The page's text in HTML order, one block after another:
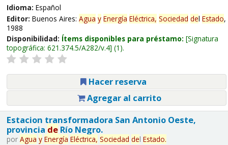
Idioma: Español
Editor: Buenos Aires: Agua y Energía Eléctrica, Sociedad del Estado,
1988
Disponibilidad: Ítems disponibles para préstamo: Signatura
topográfica: 621.374.5/A282/v.4 (1).
Hacer reserva
Agregar al carrito
Estacion transformadora San Antonio Oeste,
provincia deRío Negro.
por Agua y Energía Eléctrica, Sociedad del Estado.